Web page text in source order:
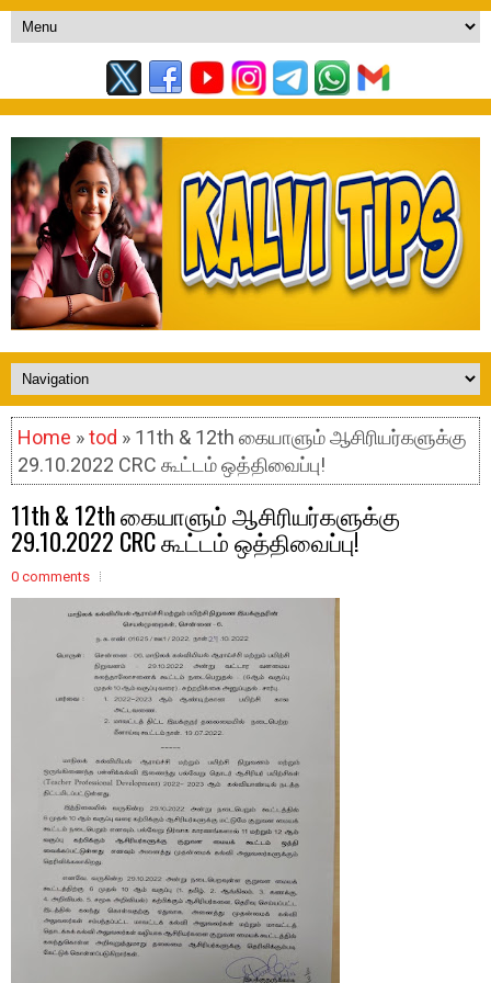
Home »tod » 11th & 12th கையாளும் ஆசிரியர்களுக்கு
29.10.2022 CRC கூட்டம் ஒத்திவைப்பு!
11th & 12th கையாளும் ஆசிரியர்களுக்கு
29.10.2022 CRC கூட்டம் ஒத்திவைப்பு!
0 comments